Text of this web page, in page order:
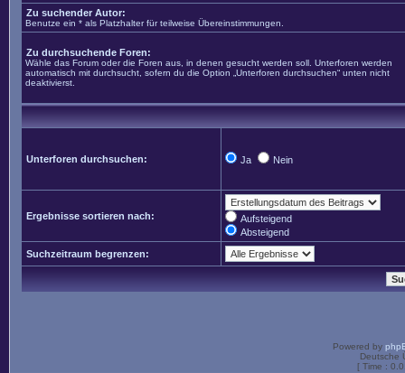
Zu suchender Autor:
Benutze ein * als Platzhalter für teilweise Übereinstimmungen.
Zu durchsuchende Foren:
Wähle das Forum oder die Foren aus, in denen gesucht werden soll. Unterforen werden
automatisch mit durchsucht, sofern du die Option „Unterforen durchsuchen“ unten nicht
deaktivierst.
Unterforen durchsuchen: Ja Nein
Ergebnisse sortieren nach:
Aufsteigend
Absteigend
Suchzeitraum begrenzen:
Powered by
Deutsche
[ Time :